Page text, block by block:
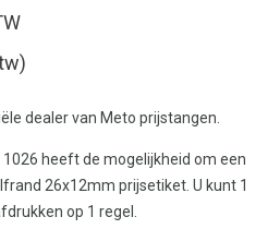
dealer van Meto prijstangen.
1026 heeft de mogelijkheid om een
26x12mm prijsetiket. U kunt 1
op 1 regel.